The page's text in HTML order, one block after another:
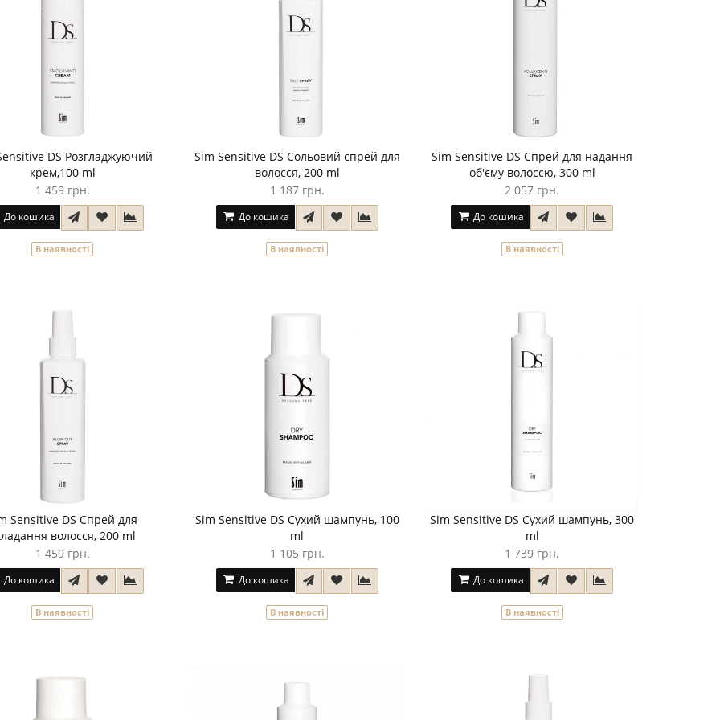
DS Розгладжуючий
крем,100 ml
1 459 грн.
До кошика
В наявності
Sim Sensitive DS Сольовий спрей для
волосся, 200 ml
1 187 грн.
До кошика
В наявності
Sim Sensitive DS Спрей для надання
об'єму волоссю, 300 ml
2 057 грн.
До кошика
В наявності
Sensitive DS Спрей для
волосся, 200 ml
1 459 грн.
До кошика
В наявності
Sim Sensitive DS Сухий шампунь, 100
ml
1 105 грн.
До кошика
В наявності
Sim Sensitive DS Сухий шампунь, 300
ml
1 739 грн.
До кошика
В наявності